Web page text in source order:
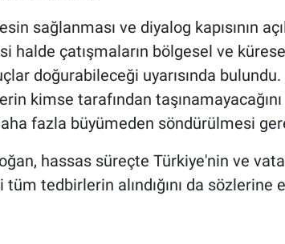
sağlanması ve diyalog kapısının
halde çatışmaların bölgesel ve
doğurabileceği uyarısında
kimse tarafından
fazla büyümeden söndürülmesi
hassas süreçte Türkiye'nin ve
tedbirlerin alındığını da sözlerine